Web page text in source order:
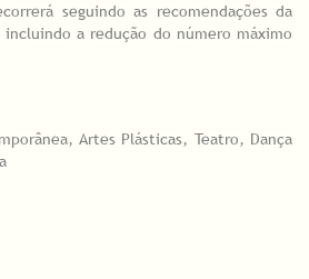
seguindo as recomendações da
incluindo a redução do número máximo
Artes Plásticas, Teatro, Dança